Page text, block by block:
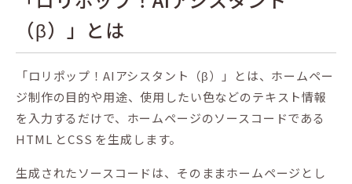
（β）」とは
「ロリポップ！AIアシスタント（β）」とは、ホームペー
ジ制作の目的や用途、使用したい色などのテキスト情報
を入力するだけで、ホームページのソースコードである
HTML とCSS を生成します。
生成されたソースコードは、そのままホームページとし